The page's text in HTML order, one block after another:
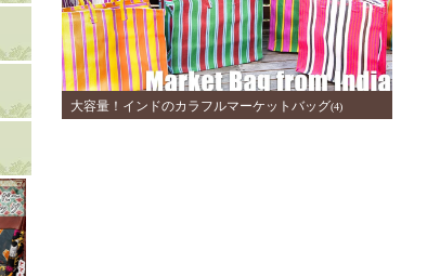
大容量！インドのカラフルマーケットバッグ(4)